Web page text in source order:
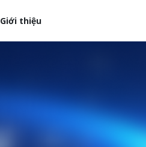
Giới thiệu